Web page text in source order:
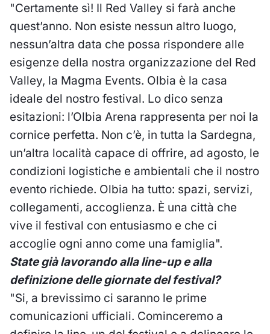
"Certamente sì! Il Red Valley si farà anche
quest’anno. Non esiste nessun altro luogo,
nessun’altra data che possa rispondere alle
esigenze della nostra organizzazione del Red
Valley, la Magma Events. Olbia è la casa
ideale del nostro festival. Lo dico senza
esitazioni: l’Olbia Arena rappresenta per noi la
cornice perfetta. Non c’è, in tutta la Sardegna,
un’altra località capace di offrire, ad agosto, le
condizioni logistiche e ambientali che il nostro
evento richiede. Olbia ha tutto: spazi, servizi,
collegamenti, accoglienza. È una città che
vive il festival con entusiasmo e che ci
accoglie ogni anno come una famiglia".
State già lavorando alla line-up e alla
definizione delle giornate del festival?
"Si, a brevissimo ci saranno le prime
comunicazioni ufficiali. Cominceremo a